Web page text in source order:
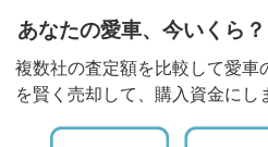
あなたの愛車、今いくら？
複数社の査定額を比較して愛車
を賢く売却して、購入資金にし